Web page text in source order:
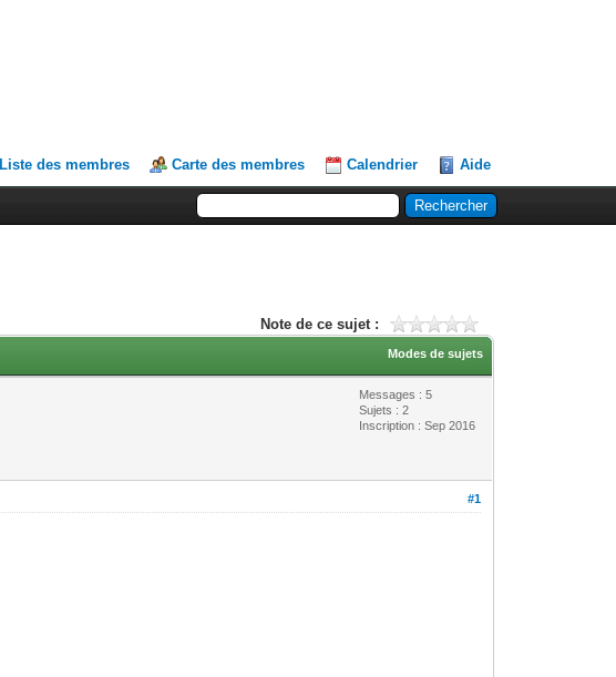
Liste des membres Carte des membres Calendrier Aide
Note de ce sujet :
Modes de sujets
Messages : 5
Sujets : 2
Inscription : Sep 2016
#1